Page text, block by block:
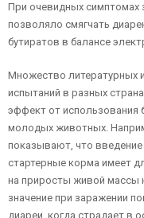
При очевидных симптомах
позволяло смягчать
бутиратов в балансе
Множество литературных
испытаний в разных
эффект от использования
молодых животных.
показывают, что введение
стартерные корма имеет
на приросты живой массы
значение при заражении
диареи, когда страдает в